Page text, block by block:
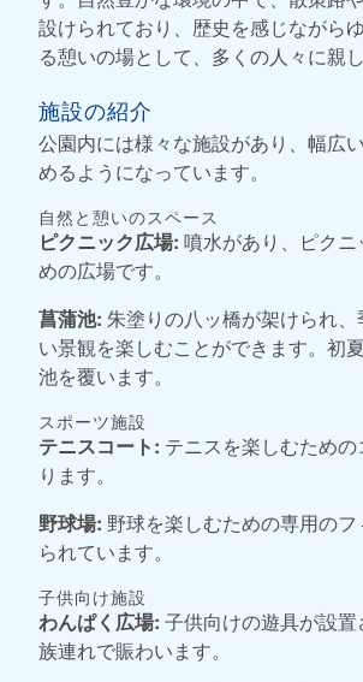
設けられており、歴史を感じながら
る憩いの場として、多くの人々に親
施設の紹介
公園内には様々な施設があり、幅広
めるようになっています。
自然と憩いのスペース
ピクニック広場: 噴水があり、ピク
めの広場です。
菖蒲池: 朱塗りの八ッ橋が架けられ
い景観を楽しむことができます。初
池を覆います。
スポーツ施設
テニスコート: テニスを楽しむため
ります。
野球場: 野球を楽しむための専用の
られています。
子供向け施設
わんぱく広場: 子供向けの遊具が設
族連れで賑わいます。